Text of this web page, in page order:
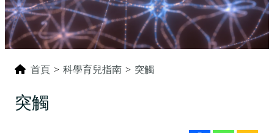
首頁 > 科學育兒指南 > 突觸
突觸